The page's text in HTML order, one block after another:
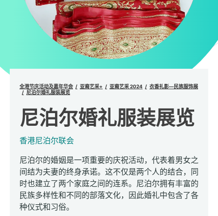
全港节庆活动及嘉年华会 亚裔艺采+ 亚裔艺采 2024
衣香礼影—民族服饰展
尼泊尔婚礼服装展览
尼泊尔婚礼服装展览
香港尼泊尔联会
尼泊尔的婚姻是一项重要的庆祝活动，代表着男女之
间结为夫妻的终身承诺。这不仅是两个人的结合，同
时也建立了两个家庭之间的连系。尼泊尔拥有丰富的
民族多样性和不同的部落文化，因此婚礼中包含了各
种仪式和习俗。